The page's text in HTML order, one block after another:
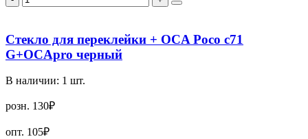
Стекло для переклейки + OCA Poco c71
G+OCApro черный
В наличии: 1 шт.
розн. 130₽
опт. 105₽